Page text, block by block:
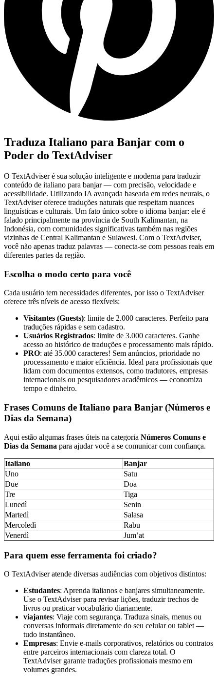
Traduza Italiano para Banjar com o
Poder do TextAdviser
O TextAdviser é sua solução inteligente e moderna para traduzir
conteúdo de italiano para banjar — com precisão, velocidade e
acessibilidade. Utilizando IA avançada baseada em redes neurais, o
TextAdviser oferece traduções naturais que respeitam nuances
linguísticas e culturais. Um fato único sobre o idioma banjar: ele é
falado principalmente na província de South Kalimantan, na
Indonésia, com comunidades significativas também nas regiões
vizinhas de Central Kalimantan e Sulawesi. Com o TextAdviser,
você não apenas traduz palavras — conecta-se com pessoas reais em
diferentes partes da região.
Escolha o modo certo para você
Cada usuário tem necessidades diferentes, por isso o TextAdviser
oferece três níveis de acesso flexíveis:
Visitantes (Guests): limite de 2.000 caracteres. Perfeito para
traduções rápidas e sem cadastro.
Usuários Registrados: limite de 3.000 caracteres. Ganhe
acesso ao histórico de traduções e processamento mais rápido.
PRO: até 35.000 caracteres! Sem anúncios, prioridade no
processamento e maior eficiência. Ideal para profissionais que
lidam com documentos extensos, como tradutores, empresas
internacionais ou pesquisadores acadêmicos — economiza
tempo e dinheiro.
Frases Comuns de Italiano para Banjar (Números e
Dias da Semana)
Aqui estão algumas frases úteis na categoria Números Comuns e
Dias da Semana para ajudar você a se comunicar com confiança.
Italiano
Banjar
Uno
Satu
Due
Doa
Tre
Tiga
Lunedì
Senin
Martedì
Salasa
Mercoledì
Rabu
Venerdì
Jum’at
Para quem esse ferramenta foi criado?
O TextAdviser atende diversas audiências com objetivos distintos:
Estudantes: Aprenda italianos e banjares simultaneamente.
Use o TextAdviser para revisar lições, traduzir trechos de
livros ou praticar vocabulário diariamente.
viajantes: Viaje com segurança. Traduza sinais, menus ou
conversas informais diretamente do seu celular ou tablet —
tudo instantâneo.
Empresas: Envie e-mails corporativos, relatórios ou contratos
entre parceiros internacionais com clareza total. O
TextAdviser garante traduções profissionais mesmo em
volumes grandes.